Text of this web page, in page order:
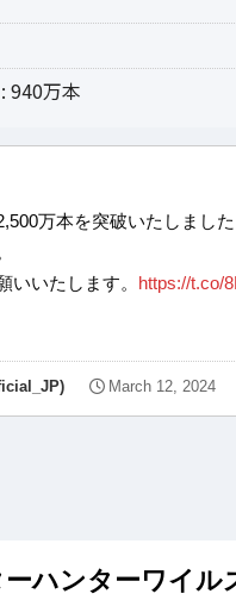
940万本
万本を突破いたしました
いたします。 https://t.co/
March 12, 2024
ハンターワイル